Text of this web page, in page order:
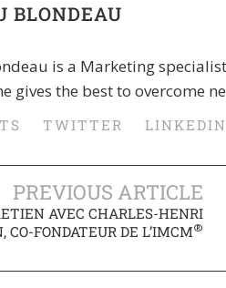
BLONDEAU
is a Marketing
gives the best to overcome
TWITTER LINKEDIN
PREVIOUS ARTICLE
AVEC CHARLES-HENRI
CO-FONDATEUR DE L’IMCM®